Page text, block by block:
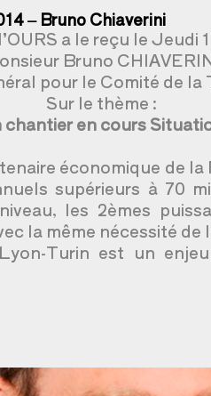
– Bruno Chiaverini
a le reçu le Jeudi
Bruno
pour le Comité de la
Sur le thème :
en cours
économique de
supérieurs à 70
les 2èmes
la même nécessité de
Turin est un